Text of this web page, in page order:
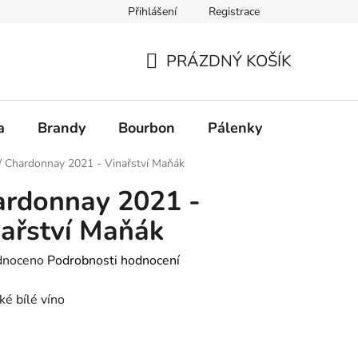
Přihlášení Registrace
KOŠÍK
PRÁZDNÝ KOŠÍK
Brandy Bourbon Pálenky
Chardonnay 2021 - Vinařství Maňák
2021 -
Maňák
Podrobnosti hodnocení
bílé víno